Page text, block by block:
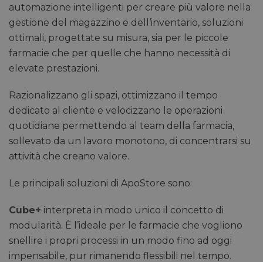
automazione intelligenti per creare più valore nella
gestione del magazzino e dell‘inventario, soluzioni
ottimali, progettate su misura, sia per le piccole
farmacie che per quelle che hanno necessità di
elevate prestazioni.
Razionalizzano gli spazi, ottimizzano il tempo
dedicato al cliente e velocizzano le operazioni
quotidiane permettendo al team della farmacia,
sollevato da un lavoro monotono, di concentrarsi su
attività che creano valore.
Le principali soluzioni di ApoStore sono:
Cube+ interpreta in modo unico il concetto di
modularità. È l’ideale per le farmacie che vogliono
snellire i propri processi in un modo fino ad oggi
impensabile, pur rimanendo flessibili nel tempo.